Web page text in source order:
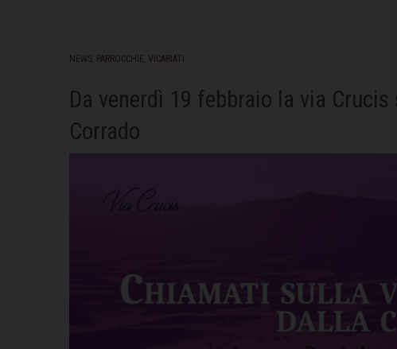
NEWS PARROCCHIE VICARIATI
Da venerdì 19 febbraio la via
Corrado